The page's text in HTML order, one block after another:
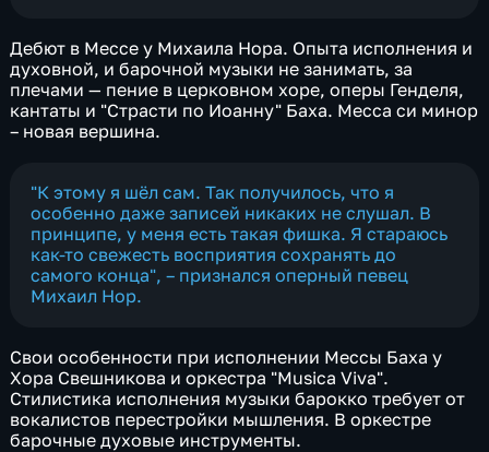
Дебют в Мессе у Михаила Нора. Опыта исполнения и
духовной, и барочной музыки не занимать, за
плечами — пение в церковном хоре, оперы Генделя,
кантаты и "Страсти по Иоанну" Баха. Месса си минор
– новая вершина.
"К этому я шёл сам. Так получилось, что я
особенно даже записей никаких не слушал. В
принципе, у меня есть такая фишка. Я стараюсь
как-то свежесть восприятия сохранять до
самого конца", – признался оперный певец
Михаил Нор.
Свои особенности при исполнении Мессы Баха у
Хора Свешникова и оркестра "Musica Viva".
Стилистика исполнения музыки барокко требует от
вокалистов перестройки мышления. В оркестре
барочные духовые инструменты.